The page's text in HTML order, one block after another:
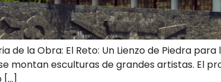
de la Obra: El Reto: Un Lienzo de Piedra
montan esculturas de grandes artistas. El
[…]